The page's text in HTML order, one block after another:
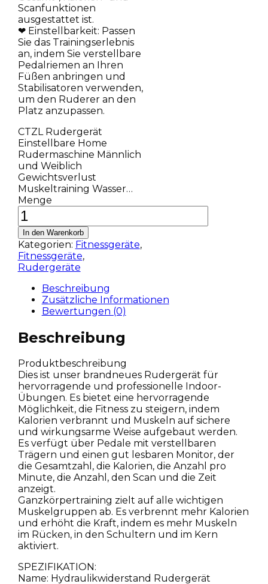
Scanfunktionen
ausgestattet ist.
❤ Einstellbarkeit: Passen
Sie das Trainingserlebnis
an, indem Sie verstellbare
Pedalriemen an Ihren
Füßen anbringen und
Stabilisatoren verwenden,
um den Ruderer an den
Platz anzupassen.
CTZL Rudergerät
Einstellbare Home
Rudermaschine Männlich
und Weiblich
Gewichtsverlust
Muskeltraining Wasser…
Menge
In den Warenkorb
Kategorien: Fitnessgeräte,
Fitnessgeräte,
Rudergeräte
Beschreibung
Zusätzliche Informationen
Bewertungen (0)
Beschreibung
Produktbeschreibung
Dies ist unser brandneues Rudergerät für
hervorragende und professionelle Indoor-
Übungen. Es bietet eine hervorragende
Möglichkeit, die Fitness zu steigern, indem
Kalorien verbrannt und Muskeln auf sichere
und wirkungsarme Weise aufgebaut werden.
Es verfügt über Pedale mit verstellbaren
Trägern und einen gut lesbaren Monitor, der
die Gesamtzahl, die Kalorien, die Anzahl pro
Minute, die Anzahl, den Scan und die Zeit
anzeigt.
Ganzkörpertraining zielt auf alle wichtigen
Muskelgruppen ab. Es verbrennt mehr Kalorien
und erhöht die Kraft, indem es mehr Muskeln
im Rücken, in den Schultern und im Kern
aktiviert.
SPEZIFIKATION:
Name: Hydraulikwiderstand Rudergerät